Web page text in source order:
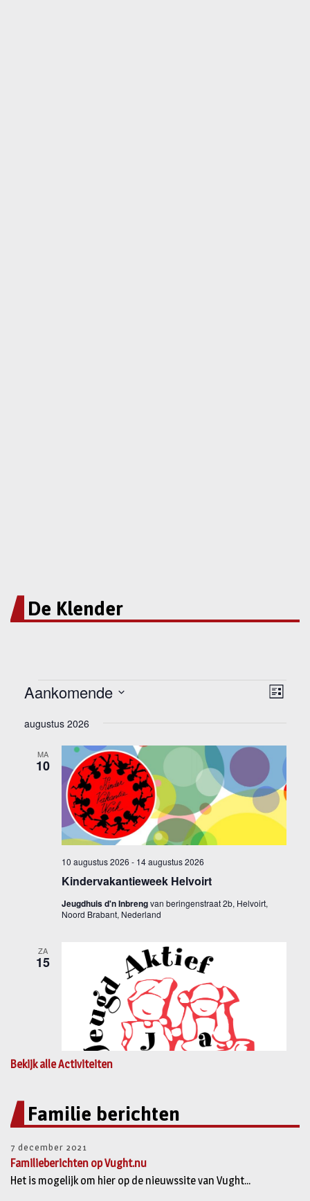
De Klender
Bekijk alle Activiteiten
Familie berichten
7 december 2021
Familieberichten op Vught.nu
Het is mogelijk om hier op de nieuwssite van Vught...